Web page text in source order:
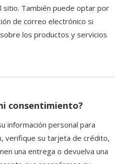
sitio. También puede optar por
de correo electrónico si
los productos y servicios
consentimiento?
información personal para
verifique su tarjeta de crédito,
una entrega o devuelva una